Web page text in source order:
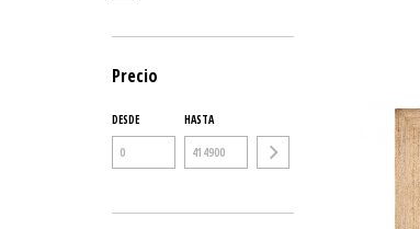
Precio
DESDE HASTA